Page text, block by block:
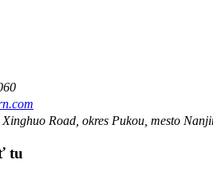
Road, okres Pukou, mesto
tu